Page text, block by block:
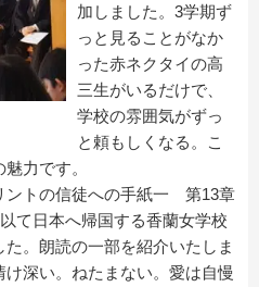
加しました。3学期ず
っと見ることがなか
った赤ネクタイの高
三生がいるだけで、
学校の雰囲気がずっ
と頼もしくなる。こ
力です。
ントの信徒への手紙一 第13章
て日本へ帰国する香蘭女学校
。朗読の一部を紹介いたしま
深い。ねたまない。愛は自慢